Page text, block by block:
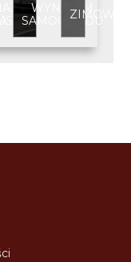
WYNAJEM
SAMOCHODU